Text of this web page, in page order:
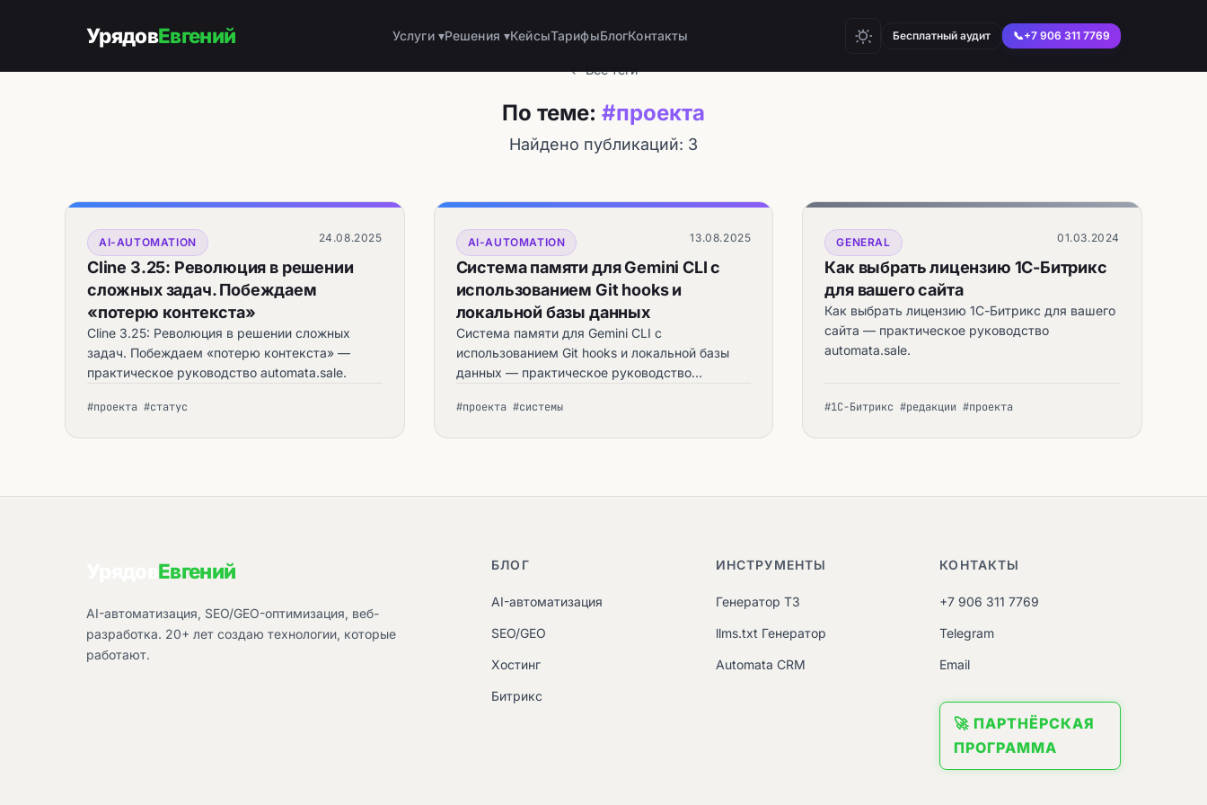
УрядовЕвгений Услуги ▾Решения ▾КейсыТарифыБлогКонтакты Бесплатный аудит 📞+7 906 311 7769
← Все теги
По теме: #проекта
Найдено публикаций: 3
AI-AUTOMATION 24.08.2025
Cline 3.25: Революция в решении
сложных задач. Побеждаем
«потерю контекста»
Cline 3.25: Революция в решении сложных
задач. Побеждаем «потерю контекста» —
практическое руководство automata.sale.
#проекта #статус
AI-AUTOMATION 13.08.2025
Система памяти для Gemini CLI с
использованием Git hooks и
локальной базы данных
Система памяти для Gemini CLI с
использованием Git hooks и локальной базы
данных — практическое руководство
#проекта #системы
GENERAL 01.03.2024
Как выбрать лицензию 1С-Битрикс
для вашего сайта
Как выбрать лицензию 1С-Битрикс для вашего
сайта — практическое руководство
automata.sale.
#1С-Битрикс #редакции #проекта
Евгений
AI-автоматизация, SEO/GEO-оптимизация, веб-
разработка. 20+ лет создаю технологии, которые
работают.
БЛОГ
AI-автоматизация
SEO/GEO
Хостинг
Битрикс
ИНСТРУМЕНТЫ
Генератор ТЗ
llms.txt Генератор
Automata CRM
КОНТАКТЫ
+7 906 311 7769
Telegram
Email
🚀 ПАРТНЁРСКАЯ
ПРОГРАММА